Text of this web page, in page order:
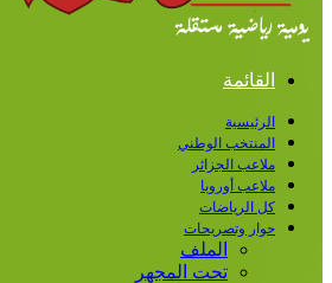
القائمة
الرئيسية
المنتخب الوطني
ملاعب الجزائر
ملاعب أوروبا
كل الرياضات
حوار وتصريحات
الملف
تحت المجهر